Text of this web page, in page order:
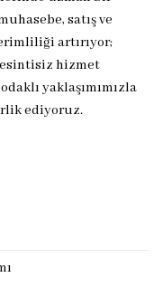
satış ve
artırıyor;
hizmet
yaklaşımımızla
ediyoruz.